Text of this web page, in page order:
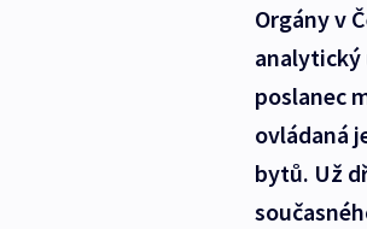
Orgány v
analytický
poslanec
ovládaná
bytů. Už